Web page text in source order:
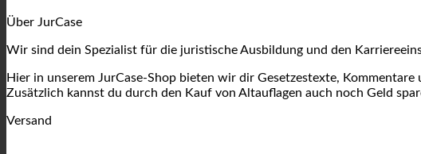
Über JurCase
Wir sind dein Spezialist für die juristische Ausbildung und den
Hier in unserem JurCase-Shop bieten wir dir Gesetzestexte,
Zusätzlich kannst du durch den Kauf von Altauflagen auch noch Geld
Versand